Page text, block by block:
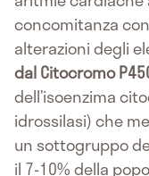
concomitanza
alterazioni degli
dal Citocromo
dell’isoenzima
idrossilasi) che
un sottogruppo
il 7-10% della